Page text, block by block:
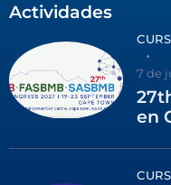
Actividades
7 de
en